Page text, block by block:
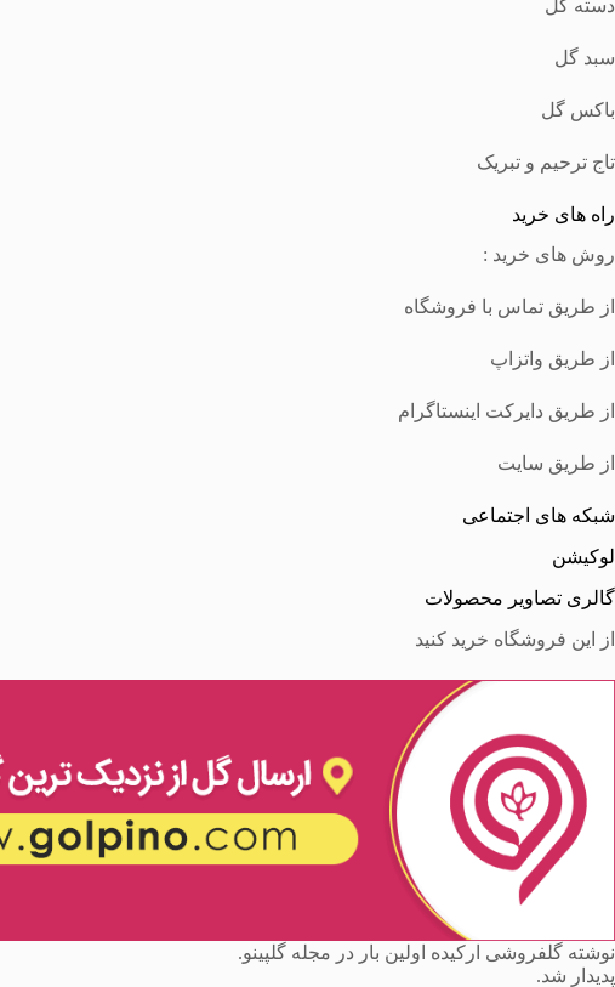
دسته گل
سبد گل
باکس گل
تاج ترحیم و تبریک
راه های خرید
روش های خرید :
از طریق تماس با فروشگاه
از طریق واتزاپ
از طریق دایرکت اینستاگرام
از طریق سایت
شبکه های اجتماعی
لوکیشن
گالری تصاویر محصولات
از این فروشگاه خرید کنید
نوشته گلفروشی ارکیده اولین بار در مجله گلپینو.
پدیدار شد.